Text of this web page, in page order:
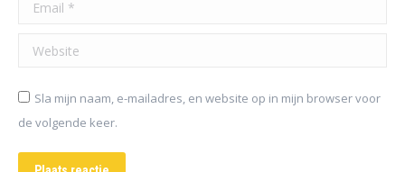
Website
Sla mijn naam, e-mailadres, en website op in mijn browser voor
de volgende keer.